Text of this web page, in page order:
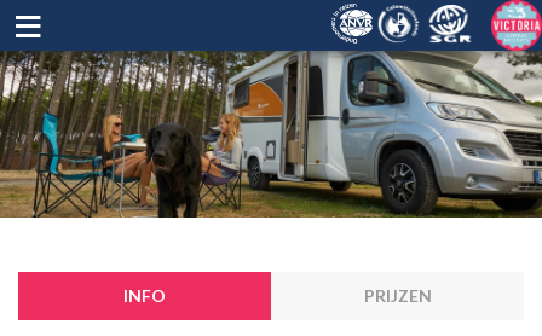
≡
INFO PRIJZEN